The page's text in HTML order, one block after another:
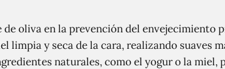
oliva en la prevención del envejecimiento
limpia y seca de la cara, realizando suaves
naturales, como el yogur o la miel,